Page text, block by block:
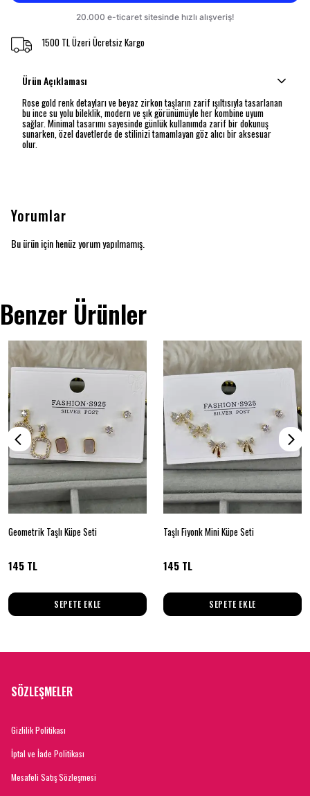
1500 TL Üzeri Ücretsiz Kargo
Ürün Açıklaması
Rose gold renk detayları ve beyaz zirkon taşların zarif ışıltısıyla tasarlanan
bu ince su yolu bileklik, modern ve şık görünümüyle her kombine uyum
sağlar. Minimal tasarımı sayesinde günlük kullanımda zarif bir dokunuş
sunarken, özel davetlerde de stilinizi tamamlayan göz alıcı bir aksesuar
olur.
Yorumlar
Bu ürün için henüz yorum yapılmamış.
Benzer Ürünler
Geometrik Taşlı Küpe Seti
145 TL
SEPETE EKLE
Taşlı Fiyonk Mini Küpe Seti
145 TL
SEPETE EKLE
SÖZLEŞMELER
Gizlilik Politikası
İptal ve İade Politikası
Mesafeli Satış Sözleşmesi